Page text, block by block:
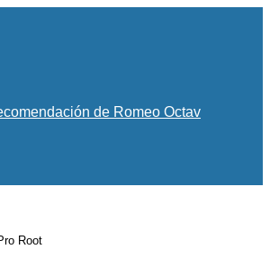
de Romeo Octav
Root